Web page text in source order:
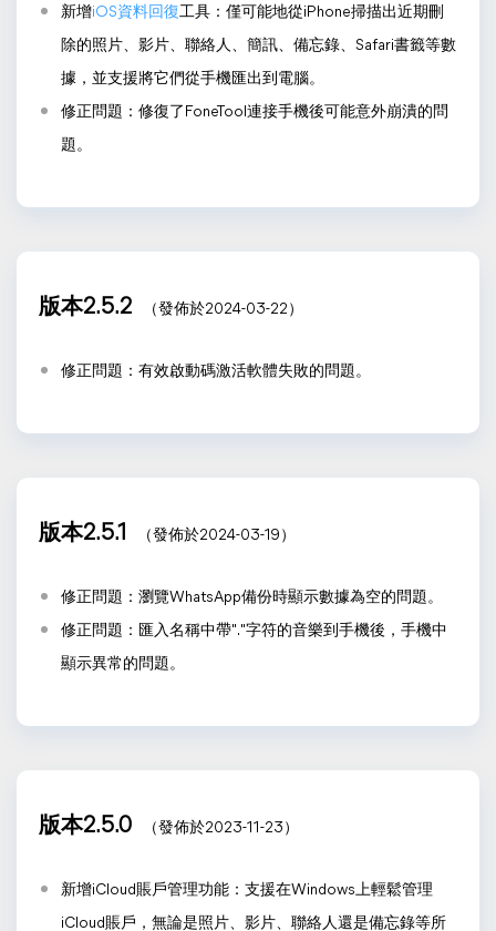
新增iOS資料回復工具：僅可能地從iPhone掃描出近期刪
除的照片、影片、聯絡人、簡訊、備忘錄、Safari書籤等數
據，並支援將它們從手機匯出到電腦。
修正問題：修復了FoneTool連接手機後可能意外崩潰的問
題。
版本2.5.2 （發佈於2024-03-22）
修正問題：有效啟動碼激活軟體失敗的問題。
版本2.5.1 （發佈於2024-03-19）
修正問題：瀏覽WhatsApp備份時顯示數據為空的問題。
修正問題：匯入名稱中帶"."字符的音樂到手機後，手機中
顯示異常的問題。
版本2.5.0 （發佈於2023-11-23）
新增iCloud賬戶管理功能：支援在Windows上輕鬆管理
iCloud賬戶，無論是照片、影片、聯絡人還是備忘錄等所